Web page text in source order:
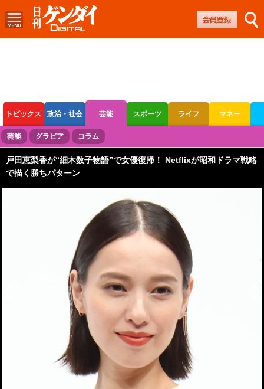
トピックス 政治・社会 芸能 スポーツ ライフ マネー
ボートレース 競輪 オートレース
芸能 グラビア コラム
戸田恵梨香が“細木数子物語”で女優復帰！ Netflixが昭和ドラマ戦略
で描く勝ちパターン